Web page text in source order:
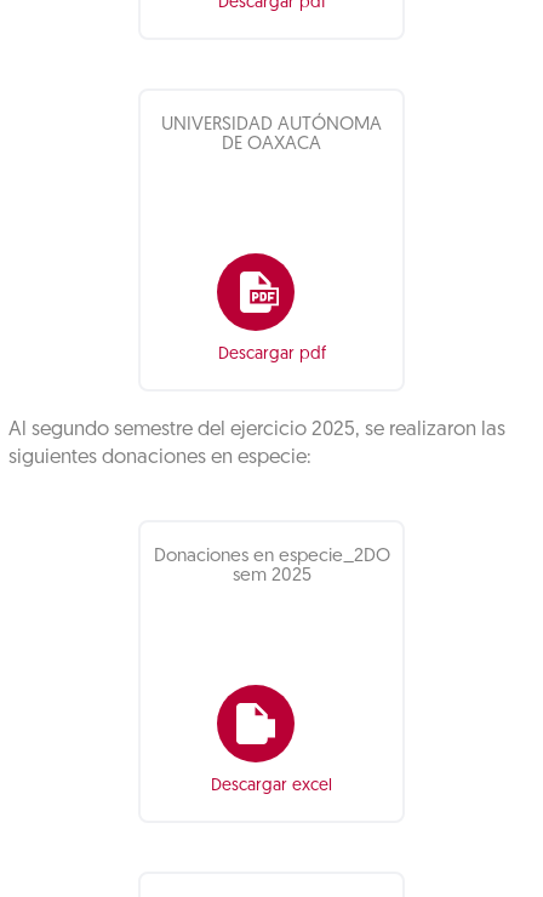
UNIVERSIDAD AUTÓNOMA
DE OAXACA
Descargar pdf
Al segundo semestre del ejercicio 2025, se realizaron las
siguientes donaciones en especie:
Donaciones en especie_2DO
sem 2025
Descargar excel